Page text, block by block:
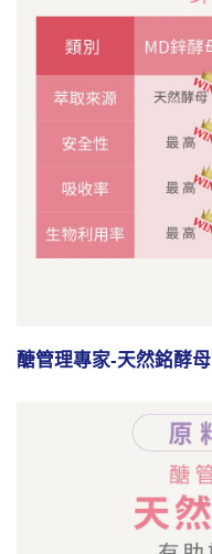
醣管理專家-天然銘酵母